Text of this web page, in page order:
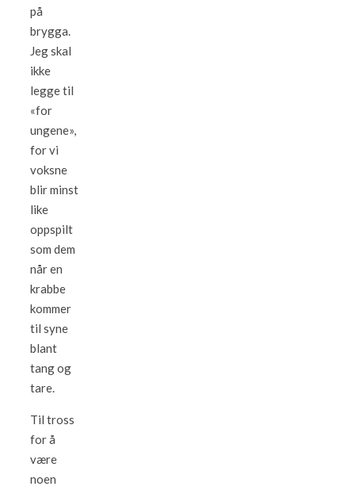
på
brygga.
Jeg skal
ikke
legge til
«for
ungene»,
for vi
voksne
blir minst
like
oppspilt
som dem
når en
krabbe
kommer
til syne
blant
tang og
tare.
Til tross
for å
være
noen